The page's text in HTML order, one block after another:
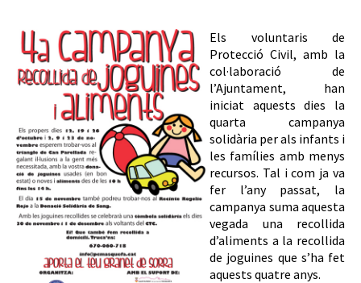
Els voluntaris de
Protecció Civil, amb la
col·laboració de
l’Ajuntament, han
iniciat aquests dies la
quarta campanya
solidària per als infants i
les famílies amb menys
recursos. Tal i com ja va
fer l’any passat, la
campanya suma aquesta
vegada una recollida
d’aliments a la recollida
de joguines que s’ha fet
aquests quatre anys.